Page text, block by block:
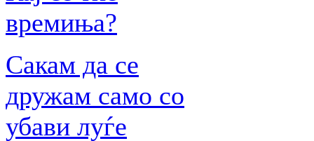
времиња?
Сакам да се
дружам само со
убави луѓе